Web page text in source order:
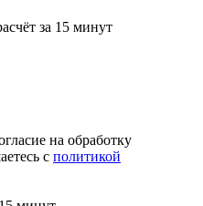
за 15 минут
на обработку
с политикой